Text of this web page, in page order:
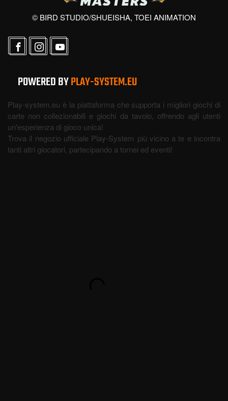
© BIRD STUDIO/SHUEISHA, TOEI ANIMATION
POWERED BYPLAY-SYSTEM.EU
Play-system.eu è la piattaforma che supporta i migliori giochi di
carte non collezionabili e giochi da tavolo, offrendo agli utenti
un'esperienza di gioco unica!
Trova il negozio ufficiale Play-System più vicino a te e incontra
tanti altri giocatori, partecipando a tornei ed eventi!